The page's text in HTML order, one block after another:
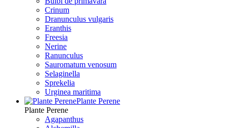
Crinum
Dranunculus vulgaris
Eranthis
Freesiа
Nerine
Ranunculus
Sauromatum venosum
Selaginella
Sprekelia
Urginea maritima
Plante Perene
Plante Perene
Agapanthus